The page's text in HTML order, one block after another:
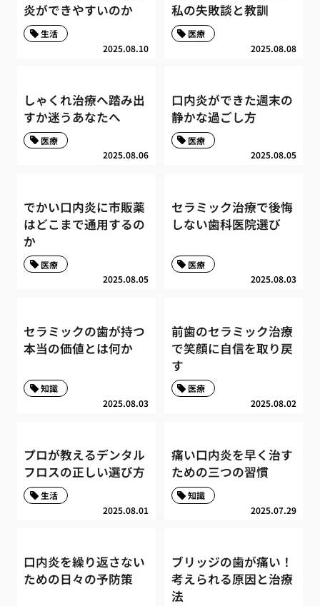
炎ができやすいのか
2025.08.10
生活
私の失敗談と教訓
2025.08.08
医療
しゃくれ治療へ踏み出
すか迷うあなたへ
2025.08.06
医療
口内炎ができた週末の
静かな過ごし方
2025.08.05
医療
でかい口内炎に市販薬
はどこまで通用するの
か
2025.08.05
医療
セラミック治療で後悔
しない歯科医院選び
2025.08.03
医療
セラミックの歯が持つ
本当の価値とは何か
2025.08.03
知識
前歯のセラミック治療
で笑顔に自信を取り戻
す
2025.08.02
医療
プロが教えるデンタル
フロスの正しい選び方
2025.08.01
生活
痛い口内炎を早く治す
ための三つの習慣
2025.07.29
知識
口内炎を繰り返さない
ための日々の予防策
ブリッジの歯が痛い！
考えられる原因と治療
法